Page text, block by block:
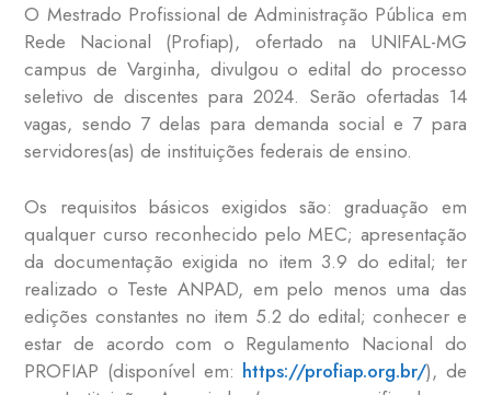
O Mestrado Profissional de Administração Pública em
Rede Nacional (Profiap), ofertado na UNIFAL-MG
campus de Varginha, divulgou o edital do processo
seletivo de discentes para 2024. Serão ofertadas 14
vagas, sendo 7 delas para demanda social e 7 para
servidores(as) de instituições federais de ensino.
Os requisitos básicos exigidos são: graduação em
qualquer curso reconhecido pelo MEC; apresentação
da documentação exigida no item 3.9 do edital; ter
realizado o Teste ANPAD, em pelo menos uma das
edições constantes no item 5.2 do edital; conhecer e
estar de acordo com o Regulamento Nacional do
PROFIAP (disponível em: https://profiap.org.br/), de